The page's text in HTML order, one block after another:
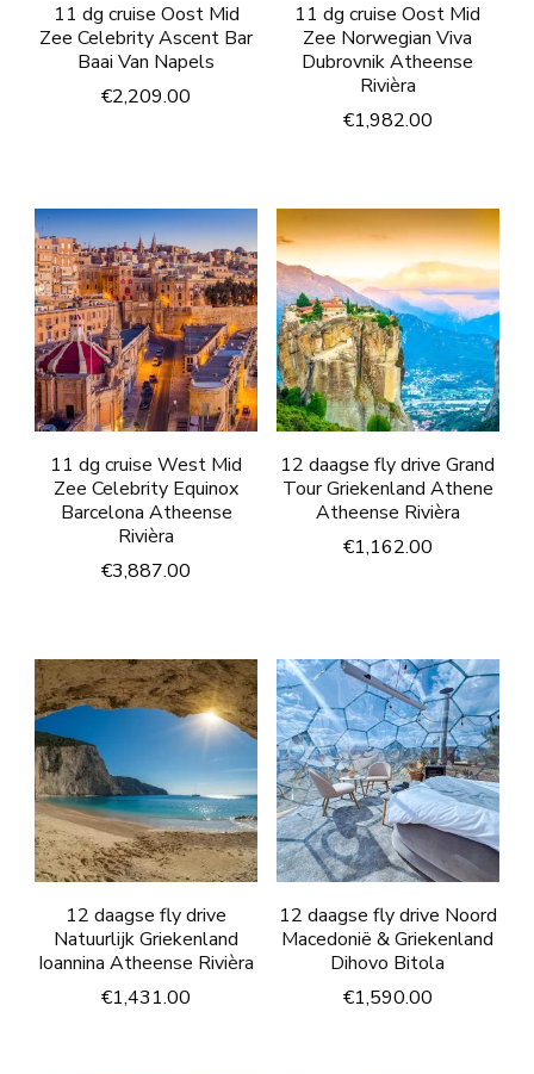
11 dg cruise Oost Mid
Zee Celebrity Ascent Bar
Baai Van Napels
€2,209.00
11 dg cruise Oost Mid
Zee Norwegian Viva
Dubrovnik Atheense
Rivièra
€1,982.00
11 dg cruise West Mid
Zee Celebrity Equinox
Barcelona Atheense
Rivièra
€3,887.00
12 daagse fly drive Grand
Tour Griekenland Athene
Atheense Rivièra
€1,162.00
12 daagse fly drive
Natuurlijk Griekenland
Ioannina Atheense Rivièra
€1,431.00
12 daagse fly drive Noord
Macedonië & Griekenland
Dihovo Bitola
€1,590.00